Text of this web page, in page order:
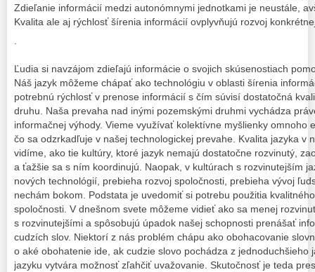
Zdieľanie informácií medzi autonómnymi jednotkami je neustále,
Kvalita ale aj rýchlosť šírenia informácií ovplyvňujú rozvoj
Ľudia si navzájom zdieľajú informácie o svojich skúsenostiach
Náš jazyk môžeme chápať ako technológiu v oblasti šírenia
potrebnú rýchlosť v prenose informácií s čím súvisí dostatočná
druhu. Naša prevaha nad inými pozemskými druhmi vychádza
informačnej výhody. Vieme využívať kolektívne myšlienky omnoho
čo sa odzrkadľuje v našej technologickej prevahe. Kvalita jazyka v
vidíme, ako tie kultúry, ktoré jazyk nemajú dostatočne rozvinutý,
a ťažšie sa s ním koordinujú. Naopak, v kultúrach s rozvinutejším
nových technológií, prebieha rozvoj spoločnosti, prebieha vývoj
nechám bokom. Podstata je uvedomiť si potrebu použitia
spoločnosti. V dnešnom svete môžeme vidieť ako sa menej
s rozvinutejšími a spôsobujú úpadok našej schopnosti prenášať
cudzích slov. Niektorí z nás problém chápu ako obohacovanie
o aké obohatenie ide, ak cudzie slovo pochádza z jednoduchšieho
jazyku vytvára možnosť zľahčiť uvažovanie. Skutočnosť je teda